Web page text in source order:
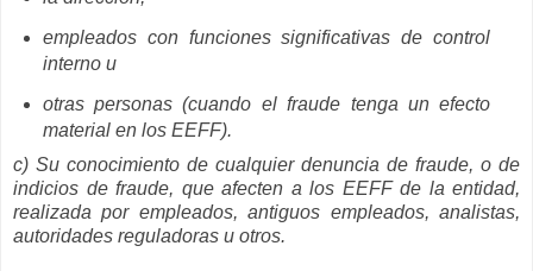
empleados con funciones significativas de control
interno u
otras personas (cuando el fraude tenga un efecto
material en los EEFF).
c) Su conocimiento de cualquier denuncia de fraude, o de
indicios de fraude, que afecten a los EEFF de la entidad,
realizada por empleados, antiguos empleados, analistas,
autoridades reguladoras u otros.